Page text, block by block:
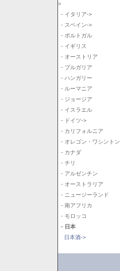
>
- イタリア->
- スペイン->
- ポルトガル
- イギリス
- オーストリア
- ブルガリア
- ハンガリー
- ルーマニア
- ジョージア
- イスラエル
- ドイツ->
- カリフォルニア
- オレゴン・ワシントン
- カナダ
- チリ
- アルゼンチン
- オーストラリア
- ニュージーランド
- 南アフリカ
- モロッコ
- 日本
日本酒->